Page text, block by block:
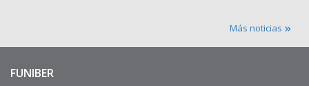
Más noticias
Enlaces
FUNIBER